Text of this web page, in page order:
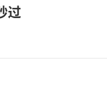
过